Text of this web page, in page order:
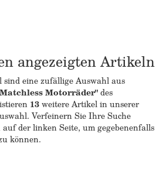
angezeigten Artikeln
eine zufällige Auswahl aus
Motorräder"des
13weitere Artikel in unserer
Verfeinern Sie Ihre Suche
der linken Seite, um gegebenenfalls
können.